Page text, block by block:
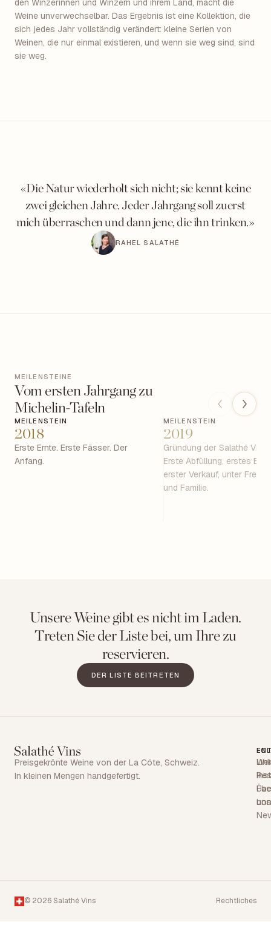
den Winzerinnen und Winzern und ihrem Land, macht die
Weine unverwechselbar. Das Ergebnis ist eine Kollektion, die
sich jedes Jahr vollständig verändert: kleine Serien von
Weinen, die nur einmal existieren, und wenn sie weg sind, sind
sie weg.
«Die Natur wiederholt sich nicht; sie kennt keine
zwei gleichen Jahre. Jeder Jahrgang soll zuerst
mich überraschen und dann jene, die ihn trinken.»
RAHEL SALATHÉ
MEILENSTEINE
Vom ersten Jahrgang zu
Michelin-Tafeln
MEILENSTEIN
2018
Erste Ernte. Erste Fässer. Der
Anfang.
MEILENSTEIN
2019
Gründung der Salathé Vins
Erste Abfüllung, erstes
erster Verkauf, unter
und Familie.
Unsere Weine gibt es nicht im Laden.
Treten Sie der Liste bei, um Ihre zu
reservieren.
DER LISTE BEITRETEN
Preisgekrönte Weine von der La Côte, Schweiz.
In kleinen Mengen handgefertigt.
uns
© 2026 Salathé Vins Rechtliches